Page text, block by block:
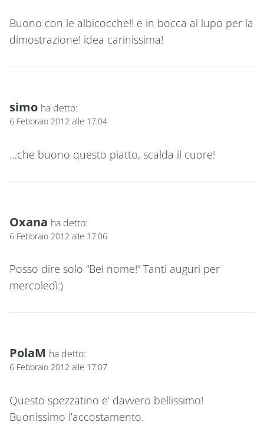
Buono con le albicocche!! e in bocca al lupo per la
dimostrazione! idea carinissima!
simo ha detto:
6 Febbraio 2012 alle 17:04
…che buono questo piatto, scalda il cuore!
Oxana ha detto:
6 Febbraio 2012 alle 17:06
Posso dire solo “Bel nome!” Tanti auguri per
mercoledì:)
PolaM ha detto:
6 Febbraio 2012 alle 17:07
Questo spezzatino e’ davvero bellissimo!
Buonissimo l’accostamento.